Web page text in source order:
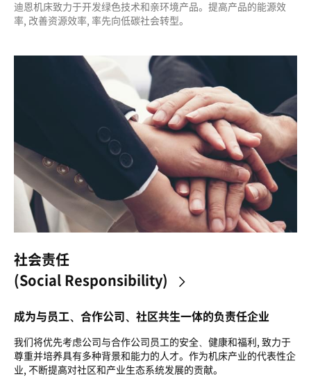
迪恩机床致力于开发绿色技术和亲环境产品。提高产品的能源效
率, 改善资源效率, 率先向低碳社会转型。
社会责任
(Social Responsibility)
成为与员工、合作公司、社区共生一体的负责任企业
我们将优先考虑公司与合作公司员工的安全、健康和福利, 致力于
尊重并培养具有多种背景和能力的人才。作为机床产业的代表性企
业, 不断提高对社区和产业生态系统发展的贡献。